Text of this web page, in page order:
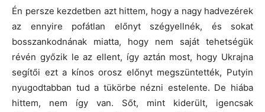
Én persze kezdetben azt hittem, hogy a nagy hadvezérek
az ennyire pofátlan előnyt szégyellnék, és sokat
bosszankodnának miatta, hogy nem saját tehetségük
révén győzik le az ellent, így aztán most, hogy Ukrajna
segítői ezt a kínos orosz előnyt megszüntették, Putyin
nyugodtabban tud a tükörbe nézni estelente. De hiába
hittem, nem így van. Sőt, mint kiderült, igencsak